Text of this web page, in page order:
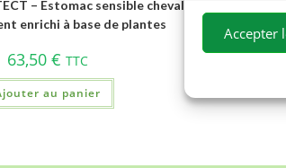
Accepter
– Estomac sensible cheval
enrichi à base de plantes
63,50€ TTC
au panier